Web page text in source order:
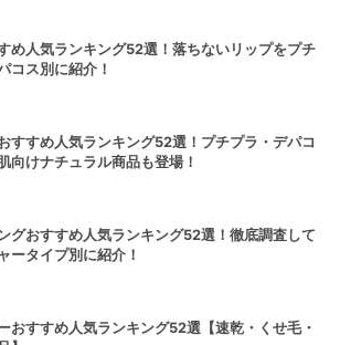
め人気ランキング52選！落ちないリップをプチ
コス別に紹介！
すすめ人気ランキング52選！プチプラ・デパコ
向けナチュラル商品も登場！
グおすすめ人気ランキング52選！徹底調査して
ータイプ別に紹介！
おすすめ人気ランキング52選【速乾・くせ毛・